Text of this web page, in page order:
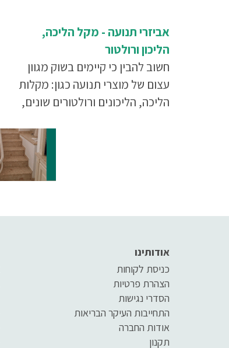
אביזרי תנועה - מקל הליכה,
הליכון ורולטור
חשוב להבין כי קיימים בשוק מגוון
עצום של מוצרי תנועה כגון: מקלות
הליכה, הליכונים ורולטורים שונים,
המשתמש חיונית ביותר מצורף
מאמר הסבר קצר על כל אחד
אודותינו
כניסת לקוחות
הצהרת פרטיות
הסדרי נגישות
התחייבות העיקר הבריאות
אודות החברה
תקנון